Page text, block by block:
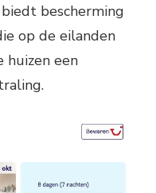
bescherming
op de eilanden
huizen een